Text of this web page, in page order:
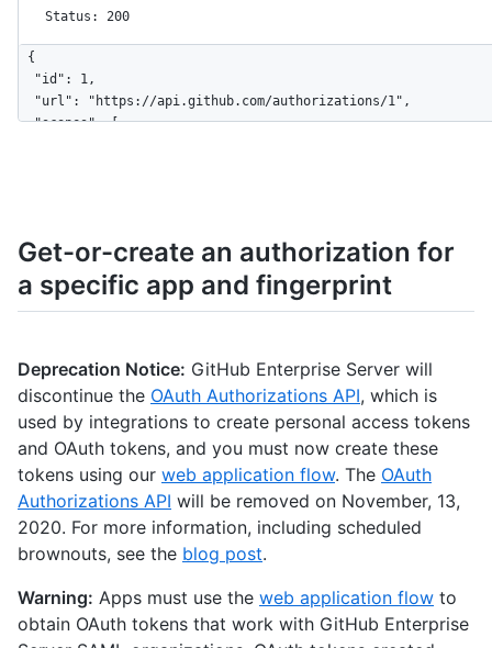
Status: 200
{
  "id": 1,
  "url": "https://api.github.com/authorizations/1",
  "scopes": [
  "app": {
    "url": "http://my-github-app.com",
    "name": "my github app",
  "note": "optional note",
  "note_url": "http://optional/note/url",
  "updated_at": "2011-09-06T20:39:23Z",
  "created_at": "2011-09-06T17:26:27Z",
  "fingerprint": ""
}
Get-or-create an authorization for
a specific app and fingerprint
Deprecation Notice: GitHub Enterprise Server will
discontinue the OAuth Authorizations API, which is
used by integrations to create personal access tokens
and OAuth tokens, and you must now create these
tokens using our web application flow. The OAuth
Authorizations API will be removed on November, 13,
2020. For more information, including scheduled
brownouts, see the blog post.
Warning: Apps must use the web application flow to
obtain OAuth tokens that work with GitHub Enterprise